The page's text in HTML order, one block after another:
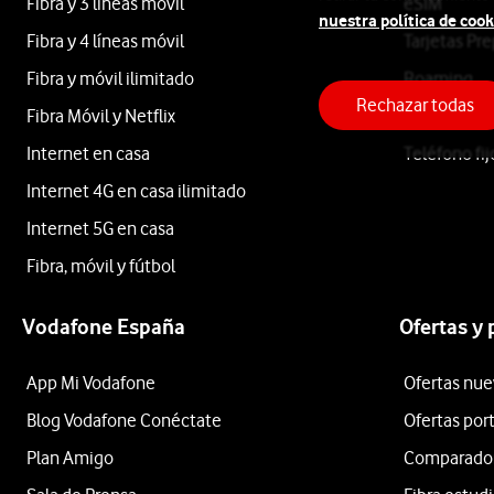
Apple
Samsung
Xiaomi
Lo
en
Móviles
Apple
buscando
iPhone
con
Fibra y 4 líneas móvil
Fibra y móvil ilimitado
Fibra Móvil y Netflix
Internet en casa
Internet 4G en casa ilimitado
Internet 5G en casa
Fibra, móvil y fútbol
Tarjetas
Roaming
Llamadas
Teléfono
Vodafone España
App Mi Vodafone
Blog Vodafone Conéctate
Plan Amigo
Ofertas y
Ofertas
Ofertas
nuestra política de
Rechazar todas